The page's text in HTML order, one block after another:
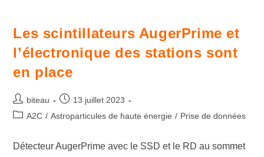
Les scintillateurs AugerPrime et
l’électronique des stations sont
en place
biteau
13 juillet 2023
A2C / Astroparticules de haute énergie / Prise de données
Détecteur AugerPrime avec le SSD et le RD au sommet